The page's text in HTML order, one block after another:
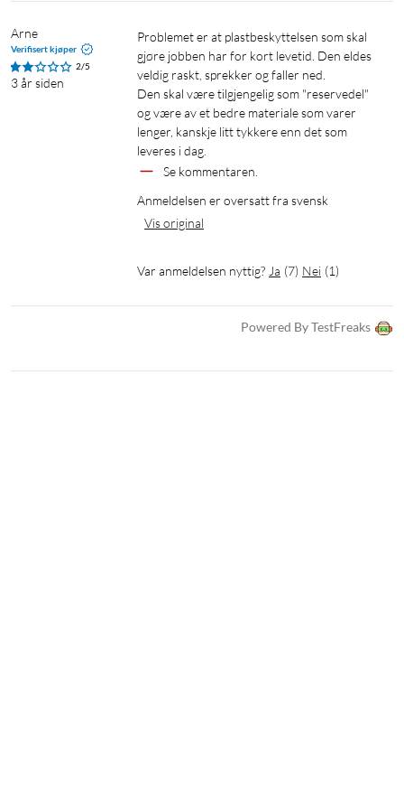
Arne
Verifisert kjøper
2/5
3 år siden
Problemet er at plastbeskyttelsen som skal
gjøre jobben har for kort levetid. Den eldes
veldig raskt, sprekker og faller ned.
Den skal være tilgjengelig som "reservedel"
og være av et bedre materiale som varer
lenger, kanskje litt tykkere enn det som
leveres i dag.
Se kommentaren.
Anmeldelsen er oversatt fra svensk
Vis original
Var anmeldelsen nyttig? Ja (7) Nei (1)
Powered By TestFreaks